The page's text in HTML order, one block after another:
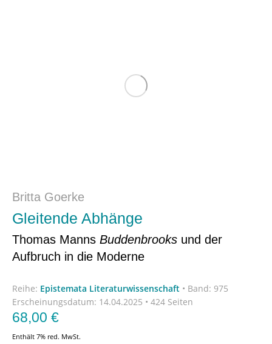
Britta Goerke
Gleitende Abhänge
Thomas Manns Buddenbrooks und der
Aufbruch in die Moderne
Reihe: Epistemata Literaturwissenschaft • Band: 975
Erscheinungsdatum: 14.04.2025 • 424 Seiten
68,00 €
Enthält 7% red. MwSt.